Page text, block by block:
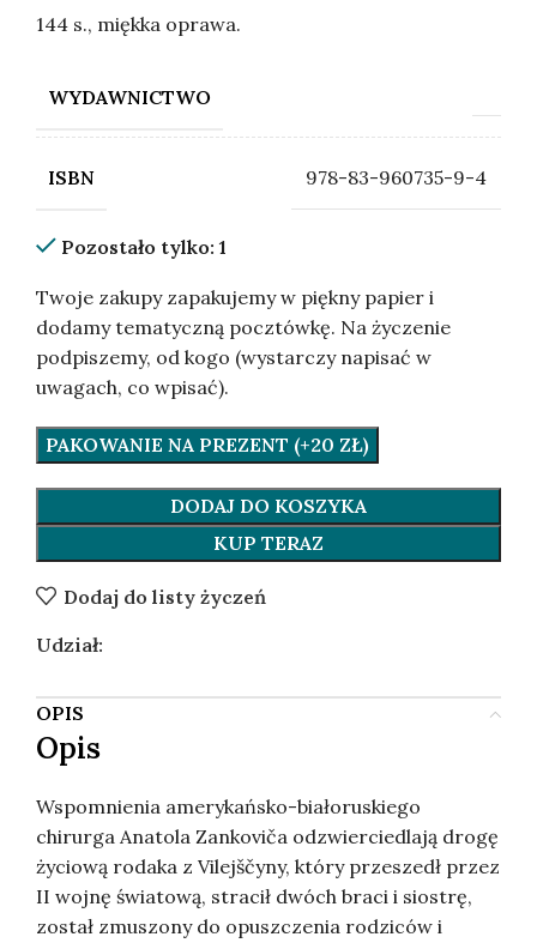
144 s., miękka oprawa.
WYDAWNICTWO
ISBN 978-83-960735-9-4
Pozostało tylko: 1
Twoje zakupy zapakujemy w piękny papier i
dodamy tematyczną pocztówkę. Na życzenie
podpiszemy, od kogo (wystarczy napisać w
uwagach, co wpisać).
PAKOWANIE NA PREZENT (+20 ZŁ)
DODAJ DO KOSZYKA
KUP TERAZ
Dodaj do listy życzeń
Udział:
OPIS
Opis
Wspomnienia amerykańsko-białoruskiego
chirurga Anatola Zankoviča odzwierciedlają drogę
życiową rodaka z Vilejščyny, który przeszedł przez
II wojnę światową, stracił dwóch braci i siostrę,
został zmuszony do opuszczenia rodziców i